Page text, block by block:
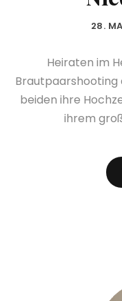
28.
Heiraten im
Brautpaarshooting
beiden ihre
ihrem